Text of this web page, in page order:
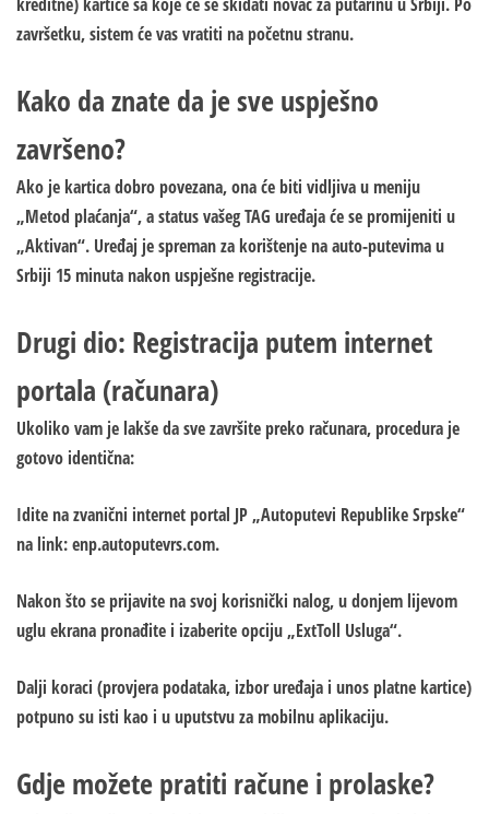
završetku, sistem će vas vratiti na početnu stranu.
Kako da znate da je sve uspješno
završeno?
Ako je kartica dobro povezana, ona će biti vidljiva u meniju
„Metod plaćanja“, a status vašeg TAG uređaja će se promijeniti u
„Aktivan“. Uređaj je spreman za korištenje na auto-putevima u
Srbiji 15 minuta nakon uspješne registracije.
Drugi dio: Registracija putem internet
portala (računara)
Ukoliko vam je lakše da sve završite preko računara, procedura je
gotovo identična:
Idite na zvanični internet portal JP „Autoputevi Republike Srpske“
na link: enp.autoputevrs.com.
Nakon što se prijavite na svoj korisnički nalog, u donjem lijevom
uglu ekrana pronađite i izaberite opciju „ExtToll Usluga“.
Dalji koraci (provjera podataka, izbor uređaja i unos platne kartice)
potpuno su isti kao i u uputstvu za mobilnu aplikaciju.
Gdje možete pratiti račune i prolaske?